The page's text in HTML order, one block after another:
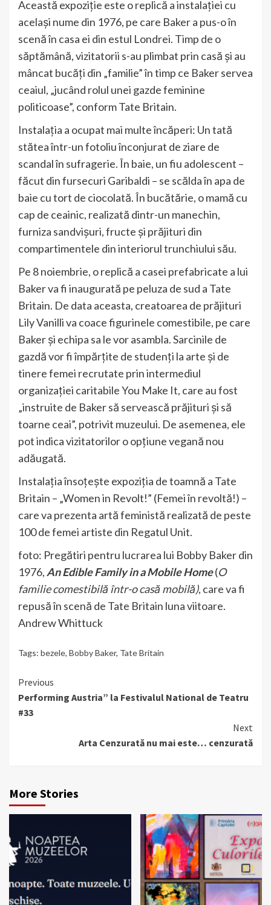
Această expoziție este o replică a instalației cu
același nume din 1976, pe care Baker a pus-o în
scenă în casa ei din estul Londrei. Timp de o
săptămână, vizitatorii s-au plimbat prin casă și au
mâncat bucăți din „familie” în timp ce Baker servea
ceaiul, „jucând rolul unei gazde feminine
politicoase”, conform Tate Britain.
Instalația a ocupat mai multe încăperi: Un tată
stătea într-un fotoliu înconjurat de ziare de
scandal în sufragerie. În baie, un fiu adolescent –
făcut din fursecuri Garibaldi – se scălda în apa de
baie cu tort de ciocolată. În bucătărie, o mamă cu
cap de ceainic, realizată dintr-un manechin,
furniza sandvișuri, fructe și prăjituri din
compartimentele din interiorul trunchiului său.
Pe 8 noiembrie, o replică a casei prefabricate a lui
Baker va fi inaugurată pe peluza de sud a Tate
Britain. De data aceasta, creatoarea de prăjituri
Lily Vanilli va coace figurinele comestibile, pe care
Baker și echipa sa le vor asambla. Sarcinile de
gazdă vor fi împărțite de studenți la arte și de
tinere femei recrutate prin intermediul
organizației caritabile You Make It, care au fost
„instruite de Baker să servească prăjituri și să
toarne ceai”, potrivit muzeului. De asemenea, ele
pot indica vizitatorilor o opțiune vegană nou
adăugată.
Instalația însoțește expoziția de toamnă a Tate
Britain – „Women in Revolt!” (Femei în revoltă!) –
care va prezenta artă feministă realizată de peste
100 de femei artiste din Regatul Unit.
foto: Pregătiri pentru lucrarea lui Bobby Baker din
1976, An Edible Family in a Mobile Home(O
familie comestibilă într-o casă mobilă), care va fi
repusă în scenă de Tate Britain luna viitoare.
Andrew Whittuck
Tags: bezele, Bobby Baker, Tate Britain
Continue
Reading
Previous
Performing Austria” la Festivalul National de Teatru
#33
Next
Arta Cenzurată nu mai este… cenzurată
More Stories